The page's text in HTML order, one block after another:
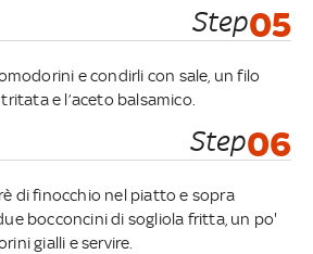
Step05
e condirli con sale, un filo
e l’aceto balsamico.
Step06
di finocchio nel piatto e sopra
bocconcini di sogliola fritta, un po'
gialli e servire.